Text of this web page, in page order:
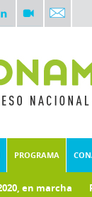
PROGRAMA
en marcha